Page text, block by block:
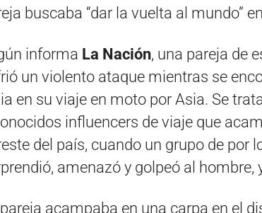
buscaba “dar la vuelta al mundo”
informa La Nación, una pareja de
un violento ataque mientras se
en su viaje en moto por Asia. Se
influencers de viaje que
del país, cuando un grupo de por
amenazó y golpeó al hombre,
acampaba en una carpa en el